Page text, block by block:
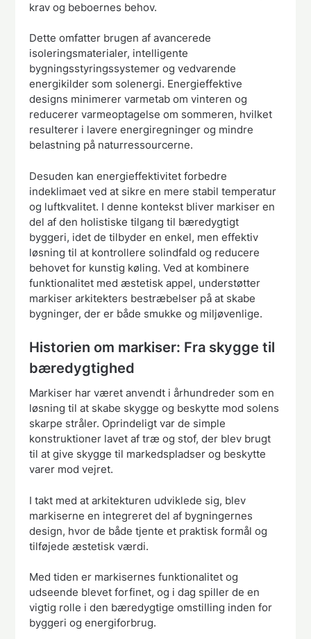
krav og beboernes behov.
Dette omfatter brugen af avancerede
isoleringsmaterialer, intelligente
bygningsstyringssystemer og vedvarende
energikilder som solenergi. Energieffektive
designs minimerer varmetab om vinteren og
reducerer varmeoptagelse om sommeren, hvilket
resulterer i lavere energiregninger og mindre
belastning på naturressourcerne.
Desuden kan energieffektivitet forbedre
indeklimaet ved at sikre en mere stabil temperatur
og luftkvalitet. I denne kontekst bliver markiser en
del af den holistiske tilgang til bæredygtigt
byggeri, idet de tilbyder en enkel, men effektiv
løsning til at kontrollere solindfald og reducere
behovet for kunstig køling. Ved at kombinere
funktionalitet med æstetisk appel, understøtter
markiser arkitekters bestræbelser på at skabe
bygninger, der er både smukke og miljøvenlige.
Historien om markiser: Fra skygge til
bæredygtighed
Markiser har været anvendt i århundreder som en
løsning til at skabe skygge og beskytte mod solens
skarpe stråler. Oprindeligt var de simple
konstruktioner lavet af træ og stof, der blev brugt
til at give skygge til markedspladser og beskytte
varer mod vejret.
I takt med at arkitekturen udviklede sig, blev
markiserne en integreret del af bygningernes
design, hvor de både tjente et praktisk formål og
tilføjede æstetisk værdi.
Med tiden er markisernes funktionalitet og
udseende blevet forfinet, og i dag spiller de en
vigtig rolle i den bæredygtige omstilling inden for
byggeri og energiforbrug.